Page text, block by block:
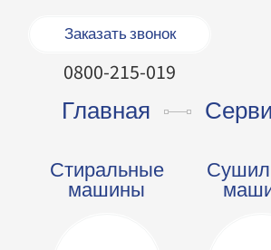
Заказать звонок
0800-215-019
Главная
Стиральные
машины